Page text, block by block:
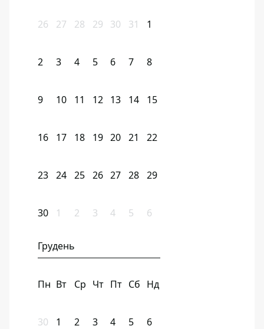
26 27 28 29 30 31 1
2 3 4 5 6 7 8
9 10 11 12 13 14 15
16 17 18 19 20 21 22
23 24 25 26 27 28 29
30 1 2 3 4 5 6
Грудень
Пн Вт Ср Чт Пт Сб Нд
30 1 2 3 4 5 6